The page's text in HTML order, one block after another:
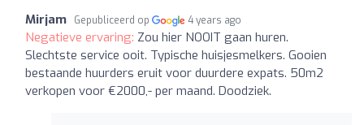
Mirjam Gepubliceerd op 4 years ago
Negatieve ervaring: Zou hier NOOIT gaan huren.
Slechtste service ooit. Typische huisjesmelkers. Gooien
bestaande huurders eruit voor duurdere expats. 50m2
verkopen voor €2000,- per maand. Doodziek.